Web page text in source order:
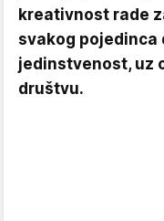
kreativnost rade
svakog pojedinca
jedinstvenost, uz
društvu.